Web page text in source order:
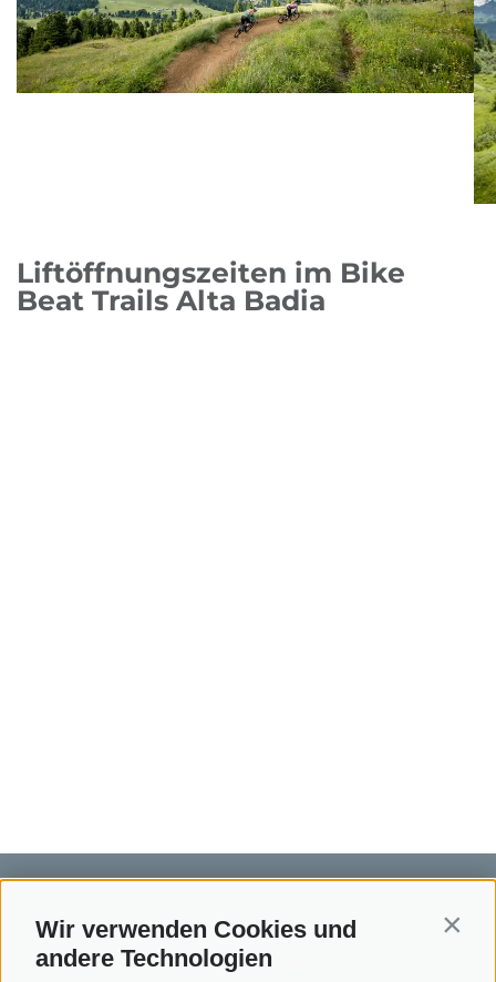
Wir verwenden Cookies und
andere Technologien
Liftöffnungszeiten im Bike
Beat Trails Alta Badia
BIKEHOTELS
BIKEN IN